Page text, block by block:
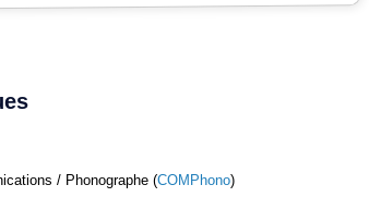
/ Phonographe (COMPhono)